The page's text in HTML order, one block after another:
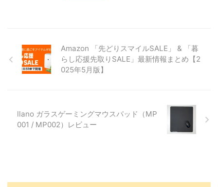
Amazon 「先どりスマイルSALE」 & 「暮
らし応援先取りSALE」最新情報まとめ【2
025年5月版】
llano ガラスゲーミングマウスパッド（MP
001 / MP002）レビュー